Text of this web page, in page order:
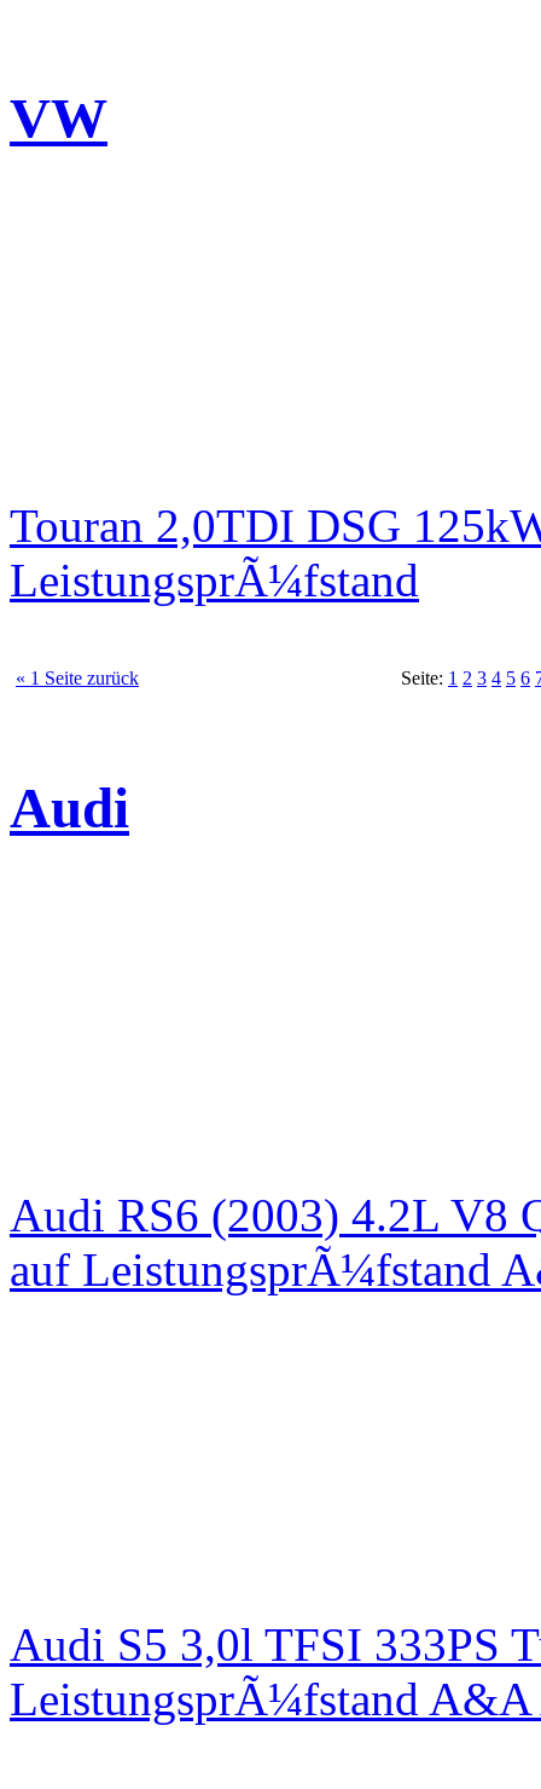
VW
Touran 2,0TDI DSG
LeistungsprÃ¼fstand
« 1 Seite zurück Seite: 1 2 3 4 5 6
Audi
Audi RS6 (2003) 4.2L V8
auf LeistungsprÃ¼fstand
Audi S5 3,0l TFSI 333PS
LeistungsprÃ¼fstand